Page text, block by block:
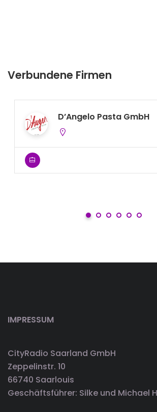
Verbundene Firmen
D’Angelo Pasta GmbH
IMPRESSUM
CityRadio Saarland GmbH
Zeppelinstr. 10
66740 Saarlouis
Geschäftsführer: Silke und Michael